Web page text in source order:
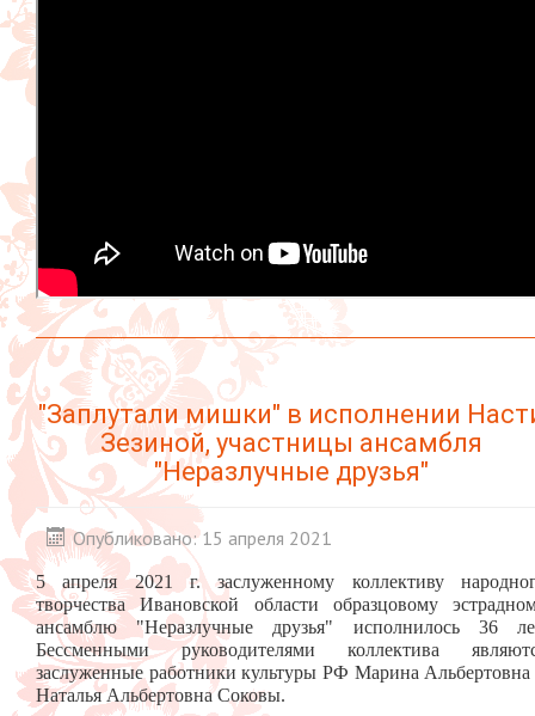
"Заплутали мишки" в исполнении
Зезиной, участницы ансамбля
"Неразлучные друзья"
Опубликовано: 15 апреля 2021
5 апреля 2021 г. заслуженному коллективу
творчества Ивановской области образцовому
ансамблю "Неразлучные друзья" исполнилось 36
Бессменными руководителями коллектива
заслуженные работники культуры РФ Марина
Наталья Альбертовна Соковы.